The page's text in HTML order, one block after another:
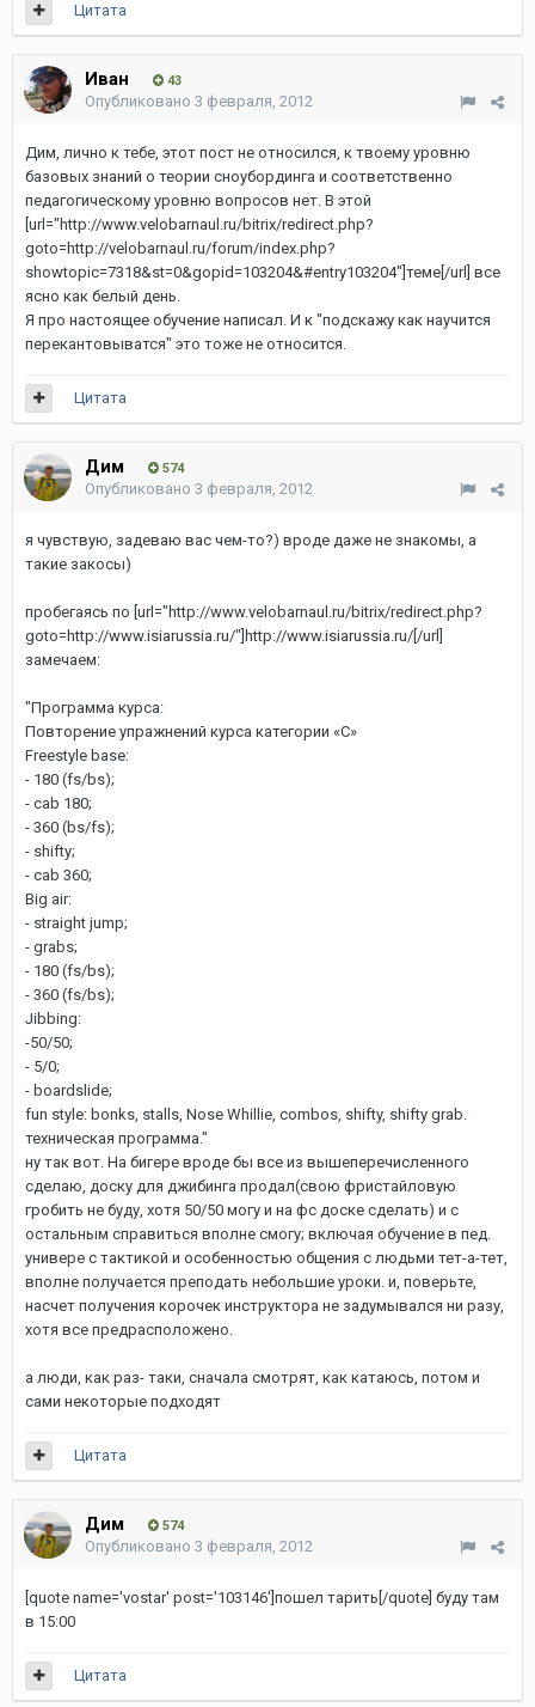
Цитата
Иван 43
Опубликовано 3 февраля, 2012
Дим, лично к тебе, этот пост не относился, к твоему уровню
базовых знаний о теории сноубординга и соответственно
педагогическому уровню вопросов нет. В этой
[url="http://www.velobarnaul.ru/bitrix/redirect.php?
goto=http://velobarnaul.ru/forum/index.php?
showtopic=7318&st=0&gopid=103204&#entry103204"]теме[/url] все
ясно как белый день.
Я про настоящее обучение написал. И к "подскажу как научится
перекантовыватся" это тоже не относится.
Цитата
Дим 574
Опубликовано 3 февраля, 2012
я чувствую, задеваю вас чем-то?) вроде даже не знакомы, а
такие закосы)
пробегаясь по [url="http://www.velobarnaul.ru/bitrix/redirect.php?
goto=http://www.isiarussia.ru/"]http://www.isiarussia.ru/[/url]
замечаем:
"Программа курса:
Повторение упражнений курса категории «C»
Freestyle base:
- 180 (fs/bs);
- cab 180;
- 360 (bs/fs);
- shifty;
- cab 360;
Big air:
- straight jump;
- grabs;
- 180 (fs/bs);
- 360 (fs/bs);
Jibbing:
-50/50;
- 5/0;
- boardslide;
fun style: bonks, stalls, Nose Whillie, combos, shifty, shifty grab.
техническая программа."
ну так вот. На бигере вроде бы все из вышеперечисленного
сделаю, доску для джибинга продал(свою фристайловую
гробить не буду, хотя 50/50 могу и на фс доске сделать) и с
остальным справиться вполне смогу; включая обучение в пед.
универе с тактикой и особенностью общения с людьми тет-а-тет,
вполне получается преподать небольшие уроки. и, поверьте,
насчет получения корочек инструктора не задумывался ни разу,
хотя все предрасположено.
а люди, как раз- таки, сначала смотрят, как катаюсь, потом и
сами некоторые подходят
Цитата
Дим 574
Опубликовано 3 февраля, 2012
[quote name='vostar' post='103146']пошел тарить[/quote] буду там
в 15:00
Цитата